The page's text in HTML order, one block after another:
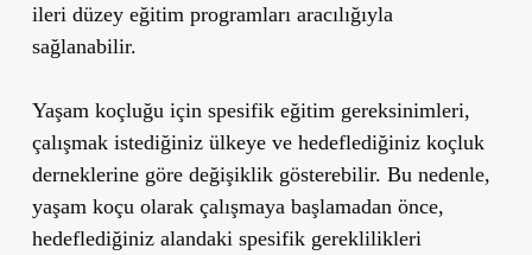
ileri düzey eğitim programları aracılığıyla
sağlanabilir.
Yaşam koçluğu için spesifik eğitim gereksinimleri,
çalışmak istediğiniz ülkeye ve hedeflediğiniz koçluk
derneklerine göre değişiklik gösterebilir. Bu nedenle,
yaşam koçu olarak çalışmaya başlamadan önce,
hedeflediğiniz alandaki spesifik gereklilikleri